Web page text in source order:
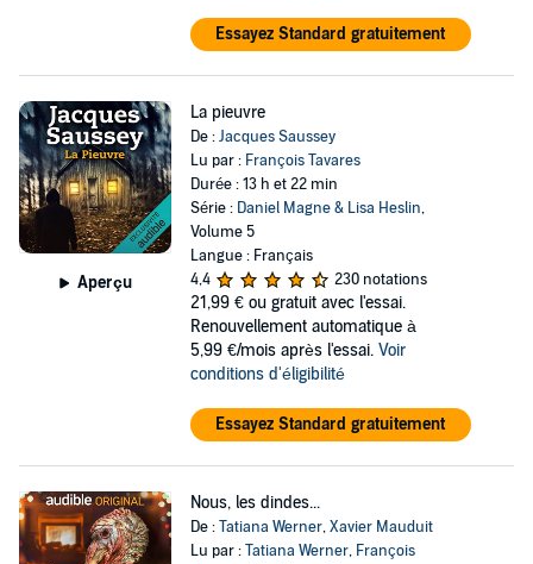
Essayez Standard gratuitement
Aperçu
La pieuvre
De :Jacques Saussey
Lu par : François Tavares
Durée : 13 h et 22 min
Série : Daniel Magne & Lisa Heslin,
Volume 5
Langue : Français
4,4
230 notations
21,99 € ou gratuit avec l'essai.
Renouvellement automatique à
5,99 €/mois après l'essai. Voir
conditions d'éligibilité
Essayez Standard gratuitement
Nous, les dindes...
De :Tatiana Werner,Xavier Mauduit
Lu par :Tatiana Werner, François